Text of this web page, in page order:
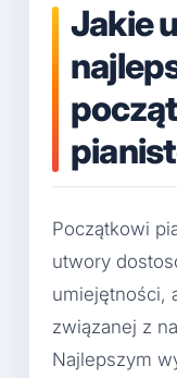
Jakie
Początkowi
utwory
umiejętności,
związanej z
Najlepszym